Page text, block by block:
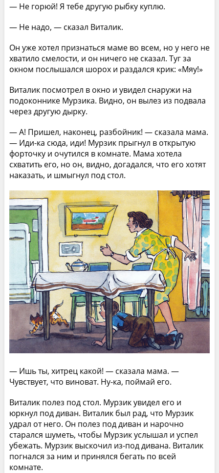
— Не горюй! Я тебе другую рыбку куплю.
— Не надо, — сказал Виталик.
Он уже хотел признаться маме во всем, но у него не
хватило смелости, и он ничего не сказал. Туг за
окном послышался шорох и раздался крик: «Мяу!»
Виталик посмотрел в окно и увидел снаружи на
подоконнике Мурзика. Видно, он вылез из подвала
через другую дырку.
— А! Пришел, наконец, разбойник! — сказала мама.
— Иди-ка сюда, иди! Мурзик прыгнул в открытую
форточку и очутился в комнате. Мама хотела
схватить его, но он, видно, догадался, что его хотят
наказать, и шмыгнул под стол.
— Ишь ты, хитрец какой! — сказала мама. —
Чувствует, что виноват. Ну-ка, поймай его.
Виталик полез под стол. Мурзик увидел его и
юркнул под диван. Виталик был рад, что Мурзик
удрал от него. Он полез под диван и нарочно
старался шуметь, чтобы Мурзик услышал и успел
убежать. Мурзик выскочил из-под дивана. Виталик
погнался за ним и принялся бегать по всей
комнате.